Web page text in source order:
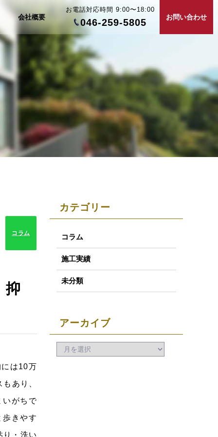
会社概要
お電話対応時間 9:00〜18:00
046-259-5805 お問い合わせ
コラム
抑
は10万
あり、
いがちで
きやす
り・洗い
カテゴリー
コラム
施工実績
未分類
アーカイブ